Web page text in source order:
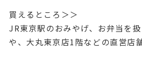
買えるところ＞＞
JR東京駅のおみやげ、お弁当を
や、大丸東京店1階などの直営店